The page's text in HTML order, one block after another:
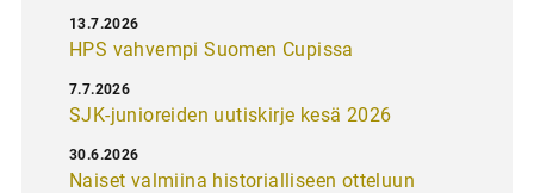
HPS vahvempi Suomen Cupissa
13.7.2026
SJK-junioreiden uutiskirje kesä 2026
7.7.2026
Naiset valmiina historialliseen otteluun
30.6.2026